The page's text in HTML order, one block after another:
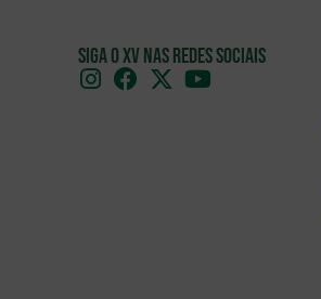
Siga o XV nas redes sociais